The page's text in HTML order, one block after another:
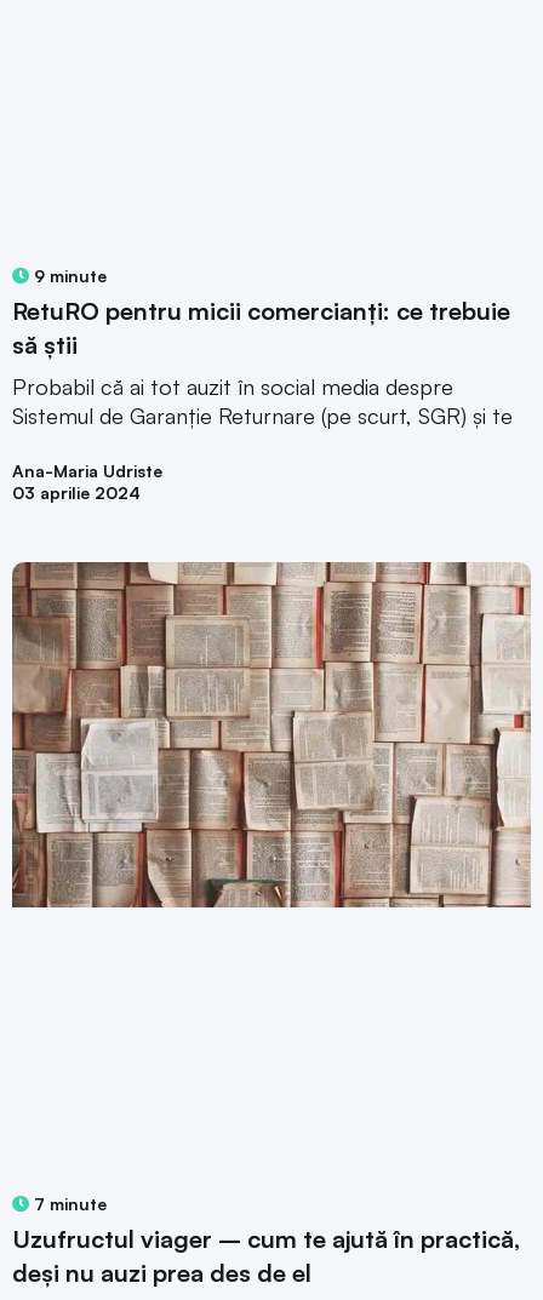
9 minute
RetuRO pentru micii comercianți: ce trebuie
să știi
Probabil că ai tot auzit în social media despre
Sistemul de Garanție Returnare (pe scurt, SGR) și te
Ana-Maria Udriste
03 aprilie 2024
7 minute
Uzufructul viager – cum te ajută în practică,
deși nu auzi prea des de el